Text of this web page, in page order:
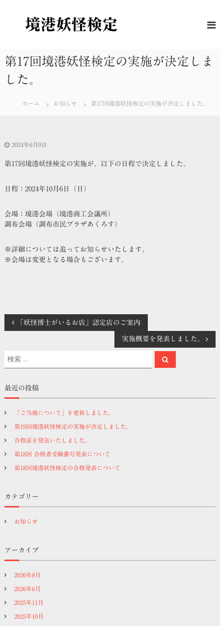
へ
ス
検
て
の
を
定
第17回境港妖怪検定の実施が決定しま
した。
ホーム お知らせ 第17回境港妖怪検定の実施が決定しました。
2024年6月9日
第17回境港妖怪検定の実施が、以下の日程で決定しました。
日程：2024年10月6日（日）
会場：境港会場（境港商工会議所）
調布会場（調布市民プラザあくろす）
※詳細については追ってお知らせいたします。
※会場は変更となる場合もございます。
投
ナ
ビ
ゲ
ー
シ
ン
「妖怪博士がいるお店」認定店のご案内
実施概要を発表しました。
検
象
:
検
索
最近の投稿
「ご当地について」を更新しました。
第19回境港妖怪検定の実施が決定しました。
合格証を発送いたしました。
第18回 合格者受験番号発表について
第18回境港妖怪検定の合格発表について
カテゴリー
お知らせ
アーカイブ
2026年8月
2026年6月
2025年11月
2025年10月